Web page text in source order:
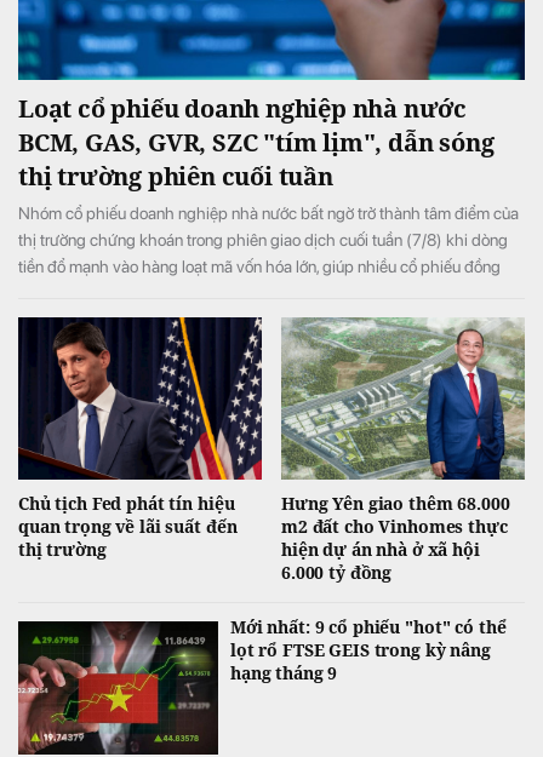
Loạt cổ phiếu doanh nghiệp nhà nước
BCM, GAS, GVR, SZC "tím lịm", dẫn sóng
thị trường phiên cuối tuần
Nhóm cổ phiếu doanh nghiệp nhà nước bất ngờ trở thành tâm điểm của
thị trường chứng khoán trong phiên giao dịch cuối tuần (7/8) khi dòng
tiền đổ mạnh vào hàng loạt mã vốn hóa lớn, giúp nhiều cổ phiếu đồng
trong sắc đỏ.
Chủ tịch Fed phát tín hiệu
quan trọng về lãi suất đến
thị trường
Hưng Yên giao thêm 68.000
m2 đất cho Vinhomes thực
hiện dự án nhà ở xã hội
6.000 tỷ đồng
Mới nhất: 9 cổ phiếu "hot" có thể
lọt rổ FTSE GEIS trong kỳ nâng
hạng tháng 9